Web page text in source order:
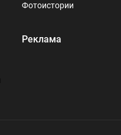
Фотоистории
Реклама